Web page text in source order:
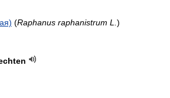
(Raphanus raphanistrum L. )